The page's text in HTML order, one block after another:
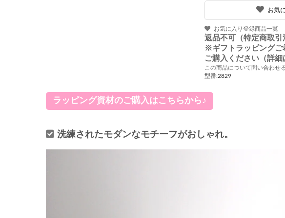
お気
お気に入り登録商品一覧
返品不可（特定商取
※ギフトラッピングご
ご購入ください（詳細
この商品について問い合わせ
型番:2829
ラッピング資材のご購入はこちらから♪
洗練されたモダンなモチーフがおしゃれ。